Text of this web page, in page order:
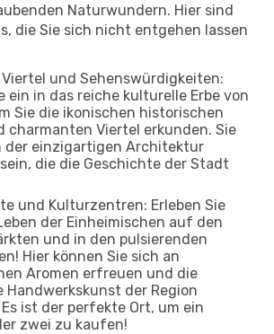
Naturwundern. Hier sind
die Sie sich nicht entgehen lassen
und Sehenswürdigkeiten:
ein in das reiche kulturelle Erbe von
Sie die ikonischen historischen
charmanten Viertel erkunden. Sie
der einzigartigen Architektur
die die Geschichte der Stadt
und Kulturzentren: Erleben Sie
der Einheimischen auf den
und in den pulsierenden
Hier können Sie sich an
Aromen erfreuen und die
Handwerkskunst der Region
ist der perfekte Ort, um ein
zwei zu kaufen!